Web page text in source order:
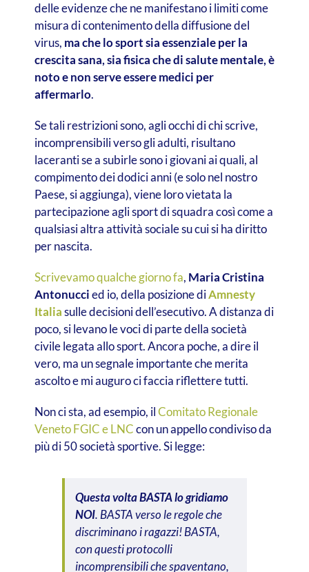
delle evidenze che ne manifestano i limiti come
misura di contenimento della diffusione del
virus, ma che lo sport sia essenziale per la
crescita sana, sia fisica che di salute mentale, è
noto e non serve essere medici per
affermarlo.
Se tali restrizioni sono, agli occhi di chi scrive,
incomprensibili verso gli adulti, risultano
laceranti se a subirle sono i giovani ai quali, al
compimento dei dodici anni (e solo nel nostro
Paese, si aggiunga), viene loro vietata la
partecipazione agli sport di squadra così come a
qualsiasi altra attività sociale su cui si ha diritto
per nascita.
Scrivevamo qualche giorno fa, Maria Cristina
Antonuccied io, della posizione diAmnesty
Italiasulle decisioni dell’esecutivo. A distanza di
poco, si levano le voci di parte della società
civile legata allo sport. Ancora poche, a dire il
vero, ma un segnale importante che merita
ascolto e mi auguro ci faccia riflettere tutti.
Non ci sta, ad esempio, ilComitato Regionale
Veneto FGIC e LNCcon un appello condiviso da
più di 50 società sportive. Si legge:
Questa volta BASTA lo gridiamo
NOI. BASTA verso le regole che
discriminano i ragazzi! BASTA,
con questi protocolli
incomprensibili che spaventano,